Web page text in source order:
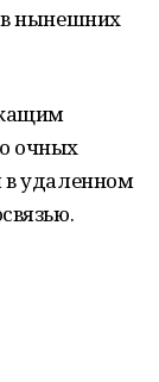
в нынешних
очных
в удаленном